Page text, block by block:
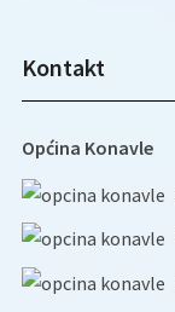
Kontakt
Općina Konavle